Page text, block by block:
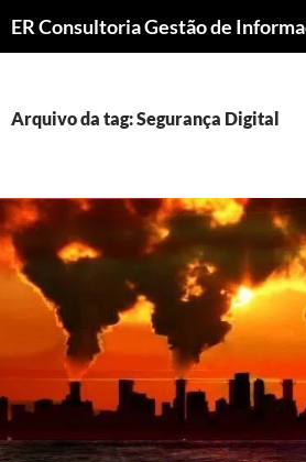
CONTEÚDO
Arquivo da tag: Segurança Digital